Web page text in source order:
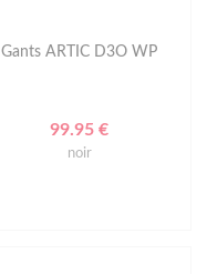
Gants ARTIC D3O WP
99.95 €
noir